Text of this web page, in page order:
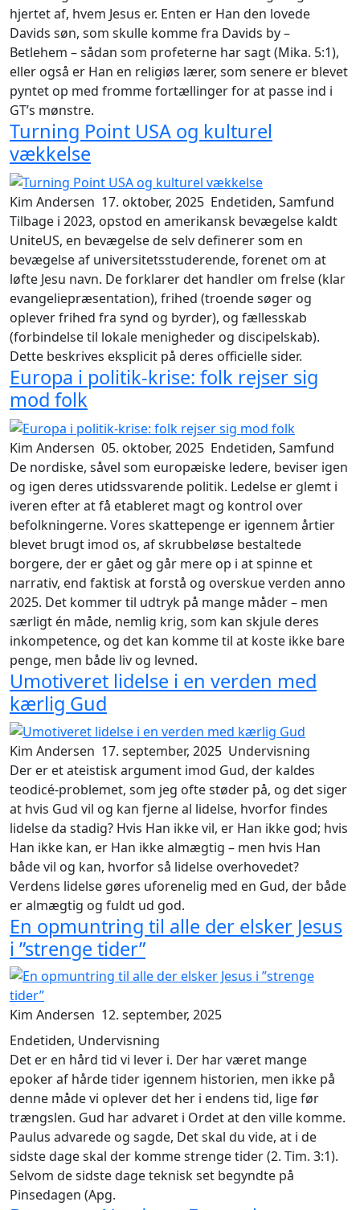
hjertet af, hvem Jesus er. Enten er Han den lovede
Davids søn, som skulle komme fra Davids by –
Betlehem – sådan som profeterne har sagt (Mika. 5:1),
eller også er Han en religiøs lærer, som senere er blevet
pyntet op med fromme fortællinger for at passe ind i
GT’s mønstre.
Turning Point USA og kulturel
vækkelse
Kim Andersen 17. oktober, 2025 Endetiden, Samfund
Tilbage i 2023, opstod en amerikansk bevægelse kaldt
UniteUS, en bevægelse de selv definerer som en
bevægelse af universitetsstuderende, forenet om at
løfte Jesu navn. De forklarer det handler om frelse (klar
evangeliepræsentation), frihed (troende søger og
oplever frihed fra synd og byrder), og fællesskab
(forbindelse til lokale menigheder og discipelskab).
Dette beskrives eksplicit på deres officielle sider.
Europa i politik-krise: folk rejser sig
mod folk
Kim Andersen 05. oktober, 2025 Endetiden, Samfund
De nordiske, såvel som europæiske ledere, beviser igen
og igen deres utidssvarende politik. Ledelse er glemt i
iveren efter at få etableret magt og kontrol over
befolkningerne. Vores skattepenge er igennem årtier
blevet brugt imod os, af skrubbeløse bestaltede
borgere, der er gået og går mere op i at spinne et
narrativ, end faktisk at forstå og overskue verden anno
2025. Det kommer til udtryk på mange måder – men
særligt én måde, nemlig krig, som kan skjule deres
inkompetence, og det kan komme til at koste ikke bare
penge, men både liv og levned.
Umotiveret lidelse i en verden med
kærlig Gud
Kim Andersen 17. september, 2025 Undervisning
Der er et ateistisk argument imod Gud, der kaldes
teodicé-problemet, som jeg ofte støder på, og det siger
at hvis Gud vil og kan fjerne al lidelse, hvorfor findes
lidelse da stadig? Hvis Han ikke vil, er Han ikke god; hvis
Han ikke kan, er Han ikke almægtig – men hvis Han
både vil og kan, hvorfor så lidelse overhovedet?
Verdens lidelse gøres uforenelig med en Gud, der både
er almægtig og fuldt ud god.
En opmuntring til alle der elsker Jesus
i ”strenge tider”
Kim Andersen 12. september, 2025
Endetiden, Undervisning
Det er en hård tid vi lever i. Der har været mange
epoker af hårde tider igennem historien, men ikke på
denne måde vi oplever det her i endens tid, lige før
trængslen. Gud har advaret i Ordet at den ville komme.
Paulus advarede og sagde, Det skal du vide, at i de
sidste dage skal der komme strenge tider(2. Tim. 3:1).
Selvom de sidste dageteknisk set begyndte på
Pinsedagen (Apg.